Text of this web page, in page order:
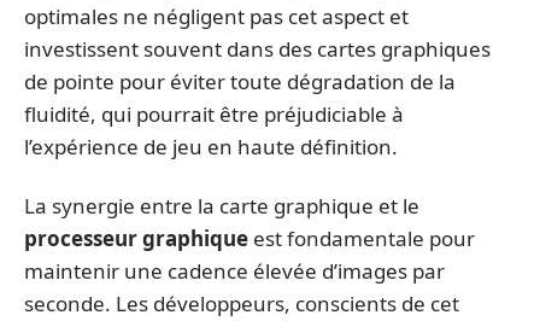
optimales ne négligent pas cet aspect et
investissent souvent dans des cartes graphiques
de pointe pour éviter toute dégradation de la
fluidité, qui pourrait être préjudiciable à
l’expérience de jeu en haute définition.
La synergie entre la carte graphique et le
processeur graphique est fondamentale pour
maintenir une cadence élevée d’images par
seconde. Les développeurs, conscients de cet